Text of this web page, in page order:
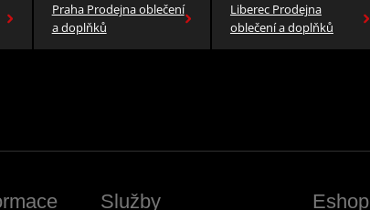
Praha Prodejna oblečení
a doplňků
Liberec Prodejna
oblečení a doplňků
Služby Eshop